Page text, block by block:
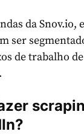
da Snov.io,
ser
de trabalho